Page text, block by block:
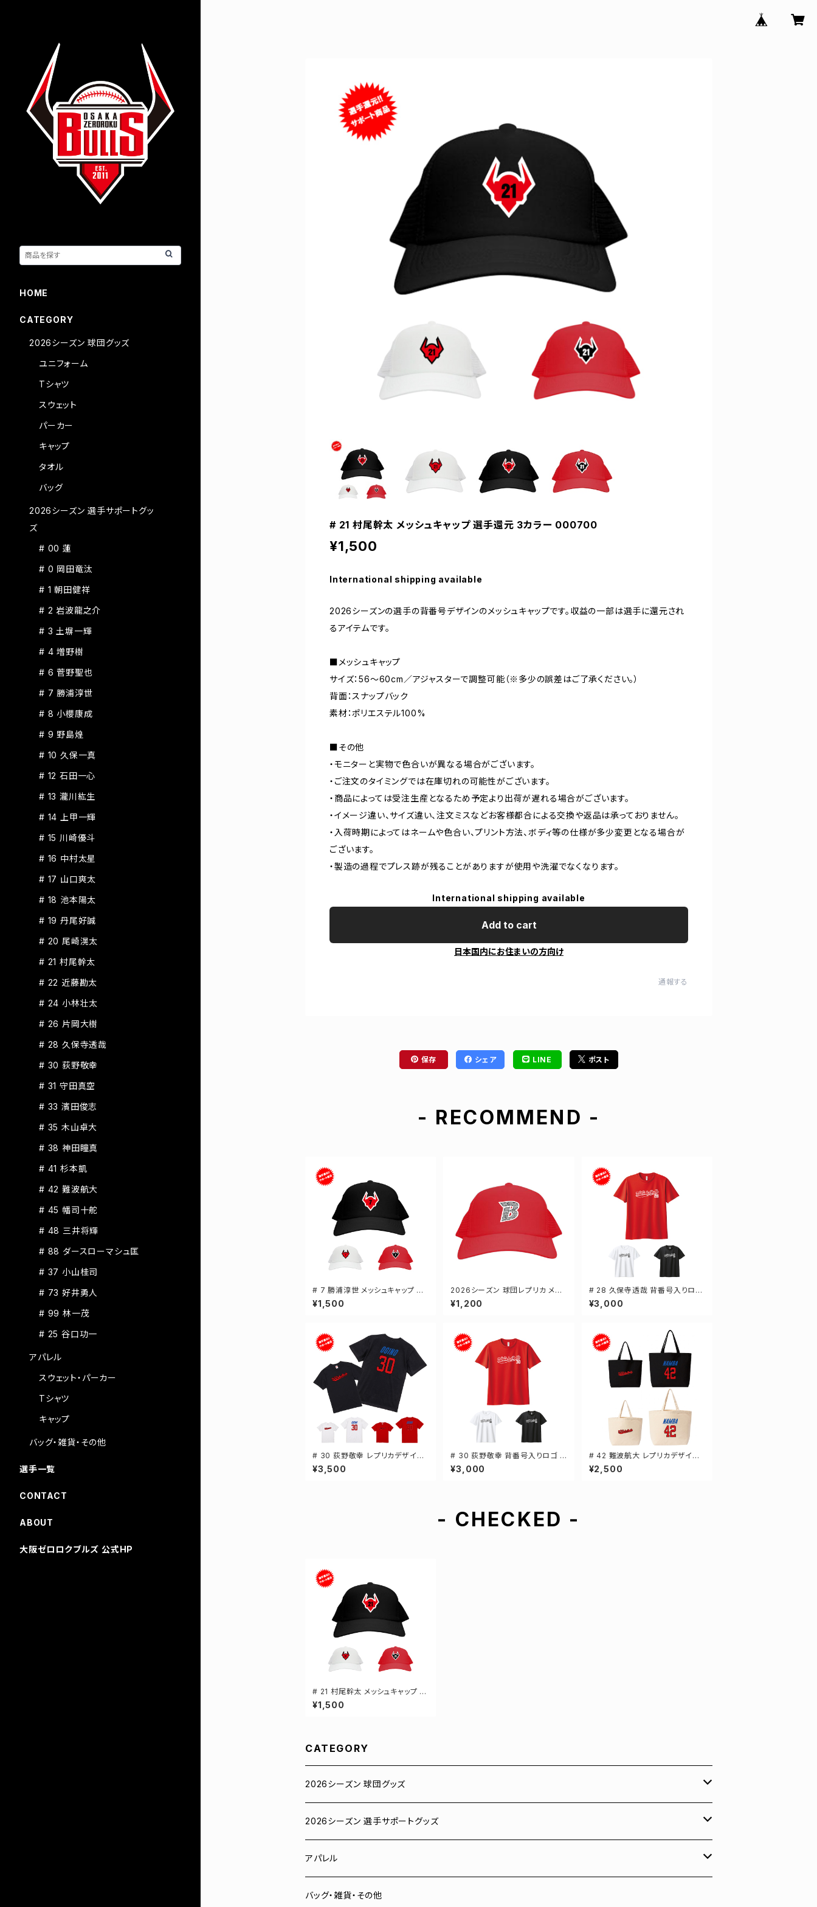
# 21 村尾幹太 メッシュキャップ 選手還元 3カラー 000700
¥1,500
International shipping available
2026シーズンの選手の背番号デザインのメッシュキャップです。収益の一部は選手に還元され
るアイテムです。
■メッシュキャップ
サイズ：56～60cm／アジャスターで調整可能（※多少の誤差はご了承ください。）
背面：スナップバック
素材：ポリエステル100%
■その他
・モニターと実物で色合いが異なる場合がございます。
・ご注文のタイミングでは在庫切れの可能性がございます。
・商品によっては受注生産となるため予定より出荷が遅れる場合がございます。
・イメージ違い、サイズ違い、注文ミスなどお客様都合による交換や返品は承っておりません。
・入荷時期によってはネームや色合い、プリント方法、ボディ等の仕様が多少変更となる場合が
ございます。
・製造の過程でプレス跡が残ることがありますが使用や洗濯でなくなります。
International shipping available
Add to cart
日本国内にお住まいの方向け
通報する
保存 シェア LINE ポスト
- RECOMMEND -
# 7 勝浦淳世 メッシュキャップ 選
手還元 3カラー 000700
¥1,500
2026シーズン 球団レプリカ メッ
シュキャップ レッド フリーサイズ 3
-000700
¥1,200
# 28 久保寺透哉 背番号入りロゴ
ドライTシャツ 半袖 選手還元 3カ
ラー S-5Lサイズ 000300
¥3,000
# 30 荻野敬幸 レプリカデザイン
3カラー 選手還元 半袖Tシャツ S
-XXXLサイズ 500101
¥3,500
# 30 荻野敬幸 背番号入りロゴ ド
ライTシャツ 半袖 選手還元 3カラ
ー S-5Lサイズ 000300
¥3,000
# 42 難波航大 レプリカデザイン
選手還元 キャンバストートバッグ 2
カラー MLサイズ 000778
¥2,500
- CHECKED -
# 21 村尾幹太 メッシュキャップ 選
手還元 3カラー 000700
¥1,500
CATEGORY
2026シーズン 球団グッズ
ユニフォーム
Tシャツ
スウェット
2026シーズン 選手サポートグッズ
# 00 蓮
# 0 岡田竜汰
アパレル
スウェット・パーカー
バッグ・雑貨・その他
HOME
CATEGORY
2026シーズン 球団グッズ
ユニフォーム
Tシャツ
スウェット
パーカー
キャップ
タオル
バッグ
2026シーズン 選手サポートグッ
ズ
# 00 蓮
# 0 岡田竜汰
# 1 朝田健祥
# 2 岩波龍之介
# 3 土塀一輝
# 4 増野樹
# 6 菅野聖也
# 7 勝浦淳世
# 8 小櫻康成
# 9 野島煌
# 10 久保一真
# 12 石田一心
# 13 瀧川紘生
# 14 上甲一輝
# 15 川崎優斗
# 16 中村太星
# 17 山口爽太
# 18 池本陽太
# 19 丹尾好誠
# 20 尾崎滉太
# 21 村尾幹太
# 22 近藤勘太
# 24 小林壮太
# 26 片岡大樹
# 28 久保寺透哉
# 30 荻野敬幸
# 31 守田真空
# 33 濱田俊志
# 35 木山卓大
# 38 神田瞳真
# 41 杉本凱
# 42 難波航大
# 45 幡司十舵
# 48 三井将輝
# 88 ダースローマシュ匡
# 37 小山桂司
# 73 好井勇人
# 99 林一茂
# 25 谷口功一
アパレル
スウェット・パーカー
Tシャツ
キャップ
バッグ・雑貨・その他
選手一覧
CONTACT
ABOUT
大阪ゼロロクブルズ 公式HP